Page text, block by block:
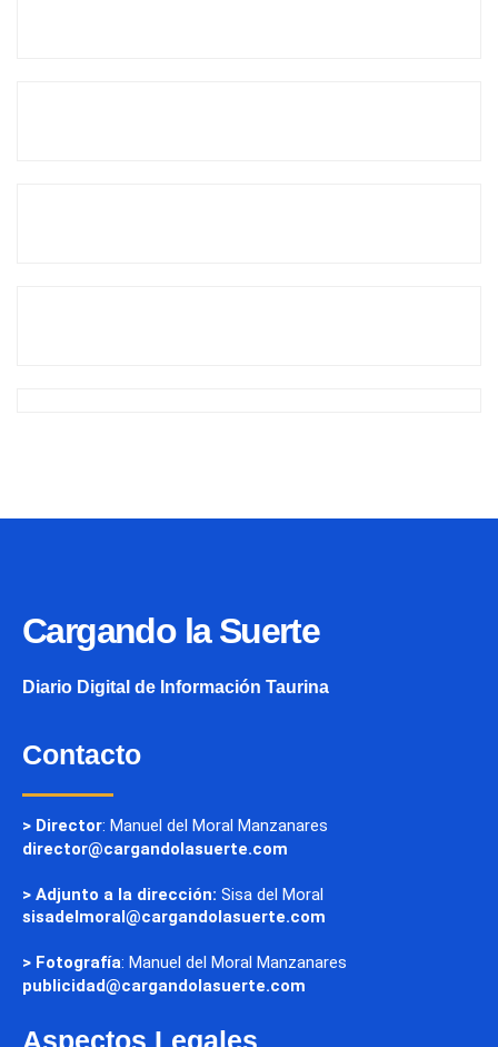
Cargando la Suerte
Diario Digital de Información Taurina
Contacto
> Director: Manuel del Moral Manzanares
director@cargandolasuerte.com
> Adjunto a la dirección: Sisa del Moral
sisadelmoral@cargandolasuerte.com
> Fotografía: Manuel del Moral Manzanares
publicidad@cargandolasuerte.com
Aspectos Legales